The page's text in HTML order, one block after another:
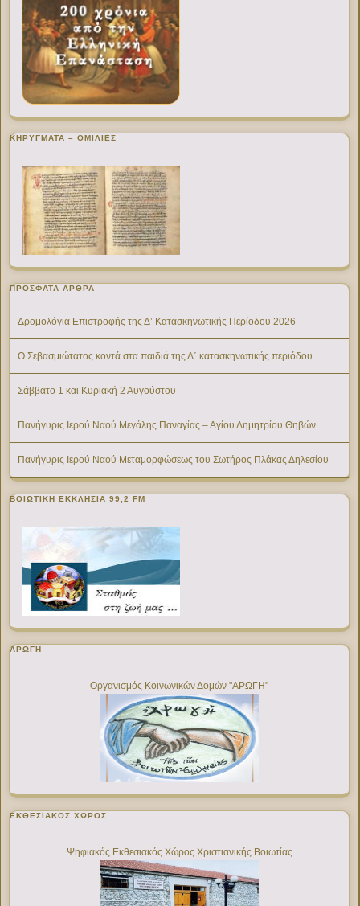
ΚΗΡΥΓΜΑΤΑ – ΟΜΙΛΙΕΣ
ΠΡΌΣΦΑΤΑ ΆΡΘΡΑ
Δρομολόγια Επιστροφής της Δ’ Κατασκηνωτικής Περίοδου 2026
Ο Σεβασμιώτατος κοντά στα παιδιά της Δ΄ κατασκηνωτικής περιόδου
Σάββατο 1 και Κυριακή 2 Αυγούστου
Πανήγυρις Ιερού Ναού Μεγάλης Παναγίας – Αγίου Δημητρίου Θηβών
Πανήγυρις Ιερού Ναού Μεταμορφώσεως του Σωτήρος Πλάκας Δηλεσίου
ΒΟΙΩΤΙΚΉ ΕΚΚΛΗΣΊΑ 99,2 FM
ΑΡΩΓΗ
Οργανισμός Κοινωνικών Δομών "ΑΡΩΓΗ"
ΕΚΘΕΣΙΑΚΌΣ ΧΏΡΟΣ
Ψηφιακός Εκθεσιακός Χώρος Χριστιανικής Βοιωτίας